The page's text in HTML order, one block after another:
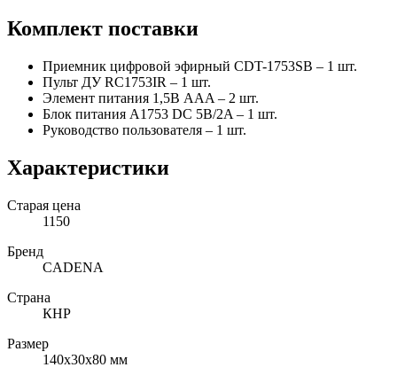
Комплект поставки
Приемник цифровой эфирный CDT-1753SB – 1 шт.
Пульт ДУ RC1753IR – 1 шт.
Элемент питания 1,5В AAA – 2 шт.
Блок питания A1753 DC 5В/2A – 1 шт.
Руководство пользователя – 1 шт.
Характеристики
Старая цена
1150
Бренд
CADENA
Страна
КНР
Размер
140x30x80 мм